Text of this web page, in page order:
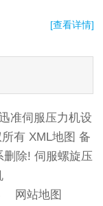
[查看详情]
准伺服压力机设
所有XML地图 备
除! 伺服螺旋压
网站地图